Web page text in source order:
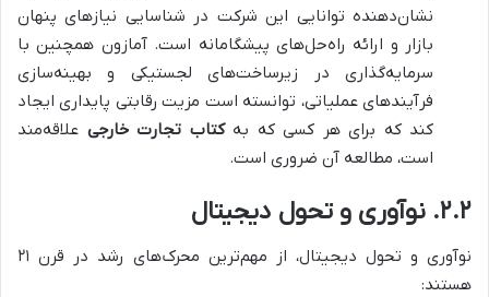
نشان‌دهنده توانایی این شرکت در شناسایی نیازهای پنهان
بازار و ارائه راه‌حل‌های پیشگامانه است. آمازون همچنین با
سرمایه‌گذاری در زیرساخت‌های لجستیکی و بهینه‌سازی
فرآیندهای عملیاتی، توانسته است مزیت رقابتی پایداری ایجاد
کند که برای هر کسی که بهکتاب تجارت خارجی علاقه‌مند
است، مطالعه آن ضروری است.
۲.۲. نوآوری و تحول دیجیتال
نوآوری و تحول دیجیتال، از مهم‌ترین محرک‌های رشد در قرن ۲۱
هستند: